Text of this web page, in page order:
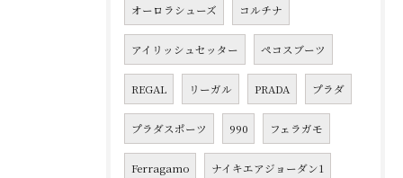
オーロラシューズ コルチナ
アイリッシュセッター ペコスブーツ
REGAL リーガル PRADA プラダ
プラダスポーツ 990 フェラガモ
Ferragamo ナイキエアジョーダン1